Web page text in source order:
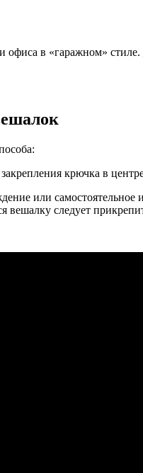
офиса в «гаражном»
крючка в
или
следует